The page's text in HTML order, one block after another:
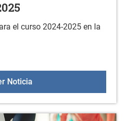
el curso 2024-2025 en la
NoticiaLudoteca 2024-2025